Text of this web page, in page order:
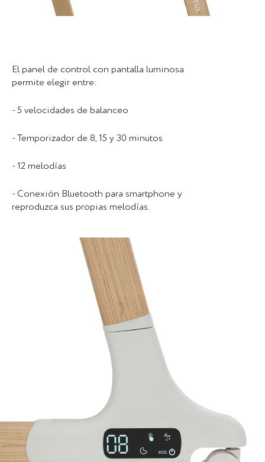
El panel de control con pantalla luminosa
permite elegir entre:
- 5 velocidades de balanceo
- Temporizador de 8, 15 y 30 minutos
- 12 melodías
- Conexión Bluetooth para smartphone y
reproduzca sus propias melodías.